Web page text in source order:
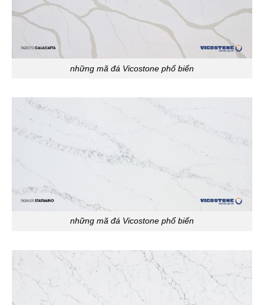
những mã đá Vicostone phổ biến
những mã đá Vicostone phổ biến